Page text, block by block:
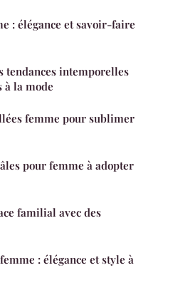
: élégance et savoir-faire
tendances intemporelles
la mode
femme pour sublimer
pour femme à adopter
familial avec des
: élégance et style à